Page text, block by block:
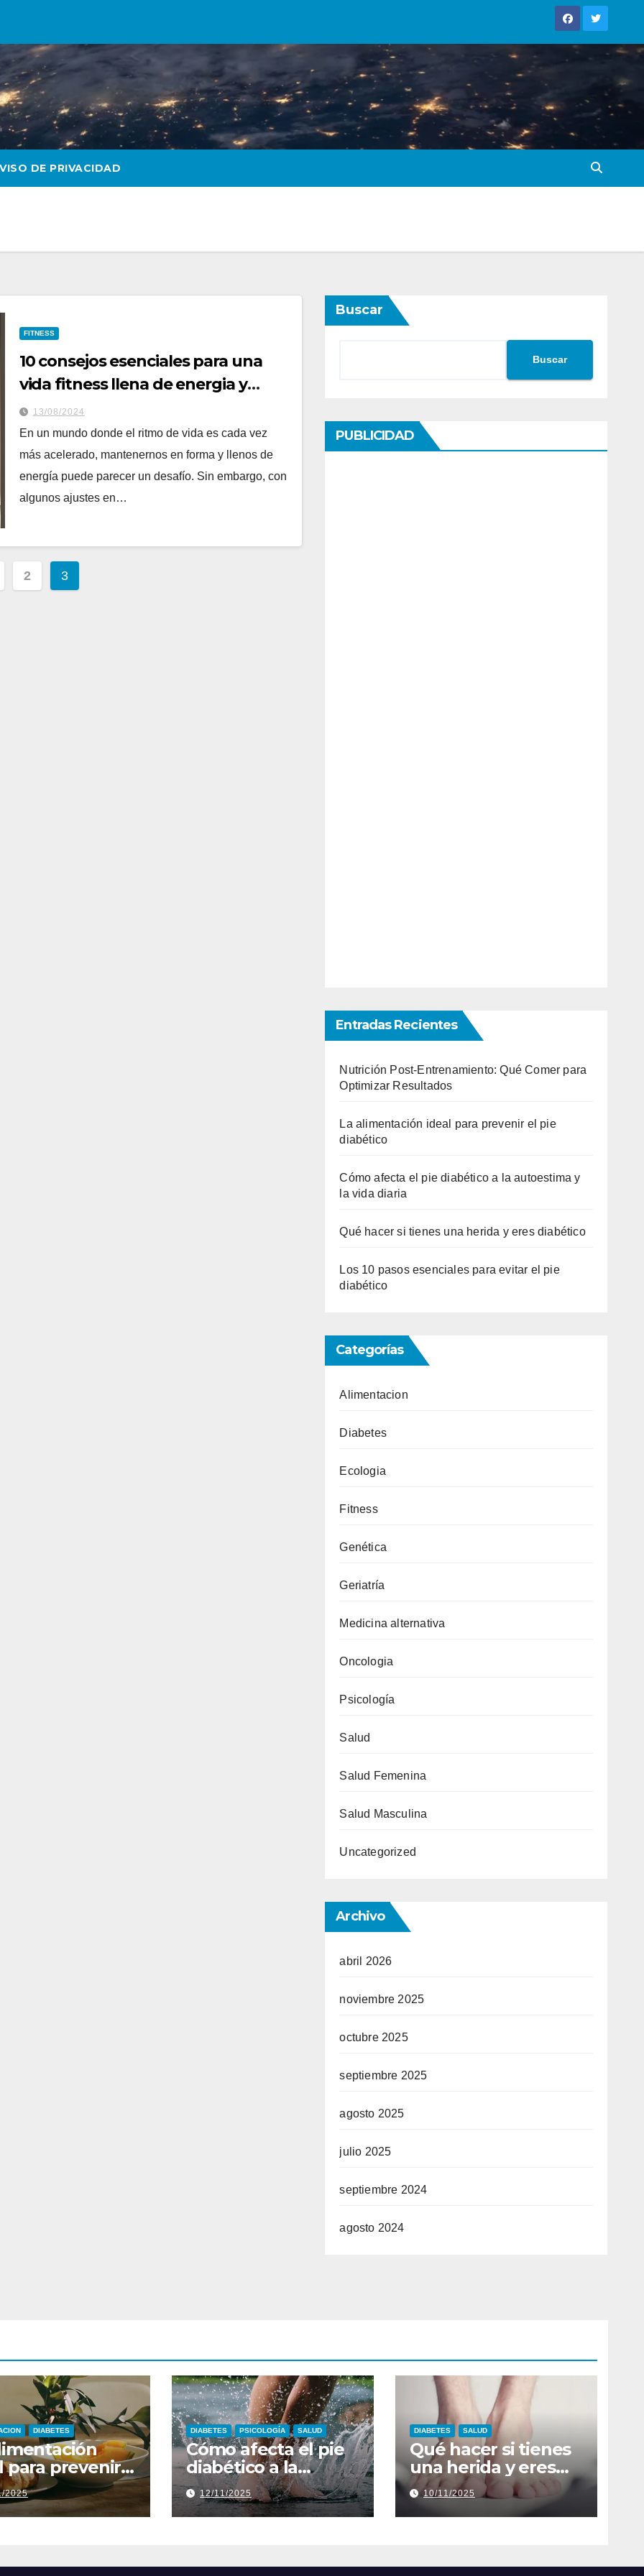
DE PRIVACIDAD
FITNESS
10 consejos esenciales para una
vida fitness llena de energia y
vitalidad
13/08/2024
En un mundo donde el ritmo de vida es cada vez
más acelerado, mantenernos en forma y llenos de
energía puede parecer un desafío. Sin embargo, con
algunos ajustes en…
2 3
Buscar
Buscar
PUBLICIDAD
Entradas Recientes
Nutrición Post-Entrenamiento: Qué Comer para
Optimizar Resultados
La alimentación ideal para prevenir el pie
diabético
Cómo afecta el pie diabético a la autoestima y
la vida diaria
Qué hacer si tienes una herida y eres diabético
Los 10 pasos esenciales para evitar el pie
diabético
Categorías
Alimentacion
Diabetes
Ecologia
Fitness
Genética
Geriatría
Medicina alternativa
Oncologia
Psicología
Salud
Salud Femenina
Salud Masculina
Uncategorized
Archivo
abril 2026
noviembre 2025
octubre 2025
septiembre 2025
agosto 2025
julio 2025
septiembre 2024
agosto 2024
DIABETES
para prevenir
diabético
2025
DIABETES PSICOLOGÍA SALUD
Cómo afecta el pie
diabético a la
autoestima y la vida
diaria
12/11/2025
DIABETES SALUD
Qué hacer si tienes
una herida y eres
diabético
10/11/2025